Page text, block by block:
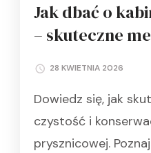
Jak dbać o
– skuteczne
28 KWIETNIA 2026
Dowiedz się, jak
czystość i
prysznicowej.